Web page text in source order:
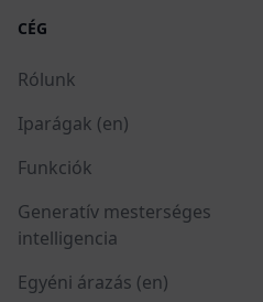
CÉG
Rólunk
Iparágak (en)
Funkciók
Generatív mesterséges
intelligencia
Egyéni árazás (en)